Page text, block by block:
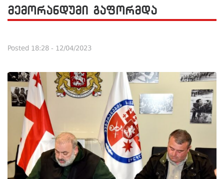
მემორანდუმი გაფორმდა
Posted 18:28 - 12/04/2023